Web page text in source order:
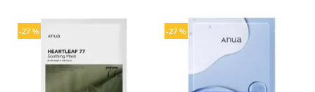
-27 % -27 %